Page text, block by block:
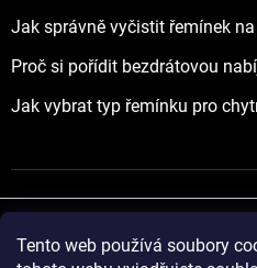
Tento web používá soubory
Jak správně vyčistit řemínek
Proč si pořídit bezdrátovou
Jak vybrat typ řemínku pro